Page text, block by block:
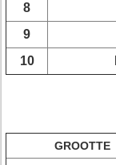
8
9
10
GROOTTE